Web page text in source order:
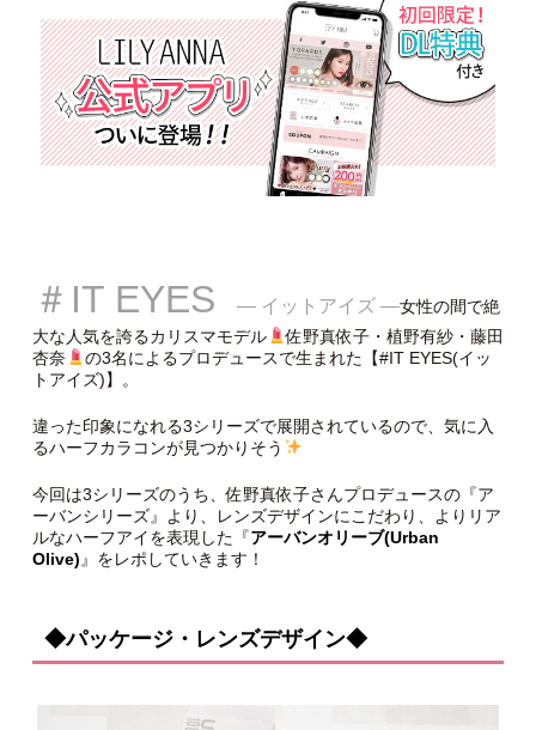
＃IT EYES — イットアイズ —女性の間で絶
大な人気を誇るカリスマモデル
佐野真依子・植野有紗・藤田
杏奈
の3名によるプロデュースで生まれた【#IT EYES(イッ
トアイズ)】。
違った印象になれる3シリーズで展開されているので、気に入
るハーフカラコンが見つかりそう
今回は3シリーズのうち、佐野真依子さんプロデュースの『ア
ーバンシリーズ』より、レンズデザインにこだわり、よりリア
ルなハーフアイを表現した『アーバンオリーブ(Urban
Olive) 』をレポしていきます！
◆パッケージ・レンズデザイン◆